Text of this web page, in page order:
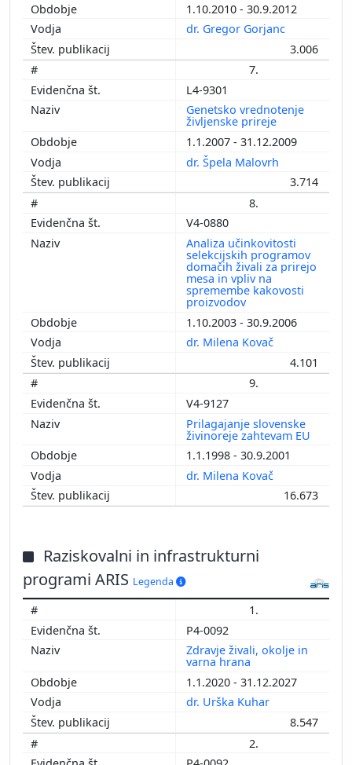
1.10.2010 - 30.9.2012
dr. Gregor Gorjanc
3.006
7.
L4-9301
Genetsko vrednotenje
življenske prireje
1.1.2007 - 31.12.2009
dr. Špela Malovrh
3.714
8.
V4-0880
Analiza učinkovitosti
selekcijskih programov
domačih živali za prirejo
mesa in vpliv na
spremembe kakovosti
proizvodov
1.10.2003 - 30.9.2006
dr. Milena Kovač
4.101
9.
V4-9127
Prilagajanje slovenske
živinoreje zahtevam EU
1.1.1998 - 30.9.2001
dr. Milena Kovač
16.673
Raziskovalni in infrastrukturni
programi ARIS Legenda
1.
P4-0092
Zdravje živali, okolje in
varna hrana
1.1.2020 - 31.12.2027
dr. Urška Kuhar
8.547
2.